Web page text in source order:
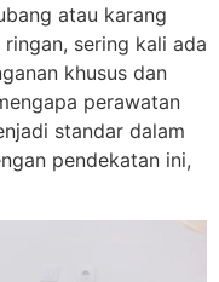
atau karang
sering kali ada
khusus dan
perawatan
standar dalam
pendekatan ini,